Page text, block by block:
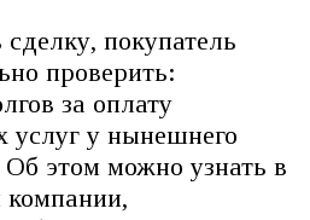
покупатель
проверить:
за оплату
услуг у нынешнего
Об этом можно узнать в